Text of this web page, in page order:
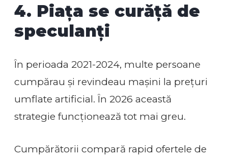
4. Piața se curăță de
speculanți
În perioada 2021-2024, multe persoane
cumpărau și revindeau mașini la prețuri
umflate artificial. În 2026 această
strategie funcționează tot mai greu.
Cumpărătorii compară rapid ofertele de